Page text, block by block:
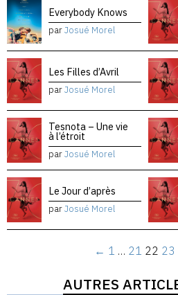
Everybody Knows
parJosué Morel
Les Filles d’Avril
parJosué Morel
Tesnota – Une vie
à l’étroit
parJosué Morel
Le Jour d’après
parJosué Morel
← 1 … 21 22 23
AUTRES